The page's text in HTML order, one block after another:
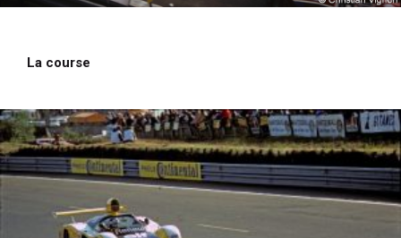
La course